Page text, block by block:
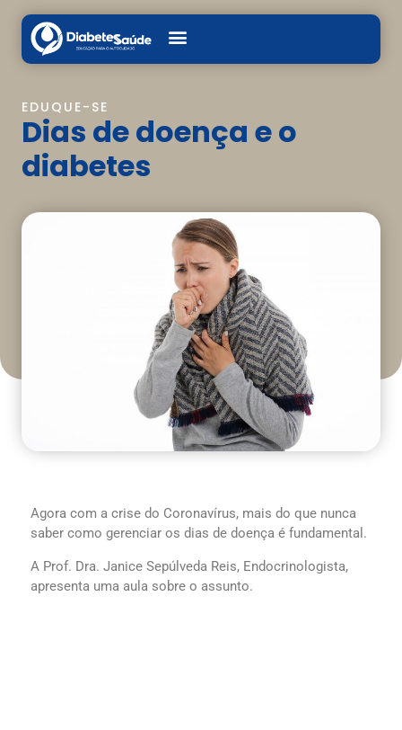
EDUQUE-SE
Dias de doença e o
diabetes
Agora com a crise do Coronavírus, mais do que nunca
saber como gerenciar os dias de doença é fundamental.
A Prof. Dra. Janice Sepúlveda Reis, Endocrinologista,
apresenta uma aula sobre o assunto.